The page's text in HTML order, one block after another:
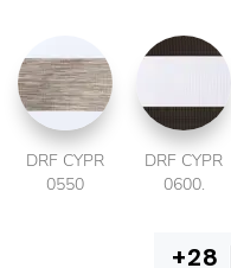
DRF CYPR
0550
DRF CYPR
0600.